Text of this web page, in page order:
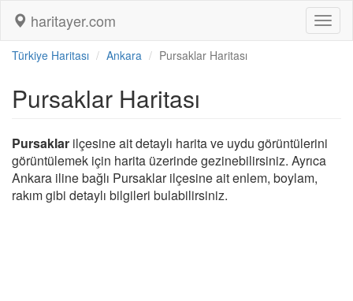
haritayer.com
Türkiye Haritası Ankara Pursaklar Haritası
Pursaklar Haritası
Pursaklar ilçesine ait detaylı harita ve uydu görüntülerini
görüntülemek için harita üzerinde gezinebilirsiniz. Ayrıca
Ankara iline bağlı Pursaklar ilçesine ait enlem, boylam,
rakım gibi detaylı bilgileri bulabilirsiniz.